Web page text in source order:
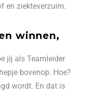
en ziekteverzuim.
winnen,
jij als Teamleider
bovenop. Hoe?
wordt. En dat is